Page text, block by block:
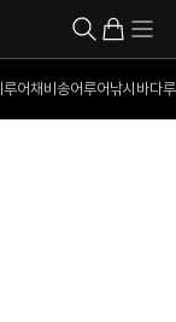
루어채비 송어루어낚시 바다